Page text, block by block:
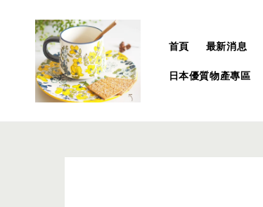
首頁 最新消息
日本優質物產專區